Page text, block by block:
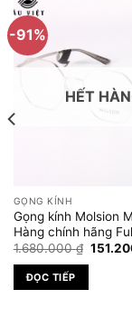
-91%
HẾT
GỌNG KÍNH
Gọng kính Molsion
Hàng chính hãng
1.680.000₫ Giá
ĐỌC TIẾP
₫.